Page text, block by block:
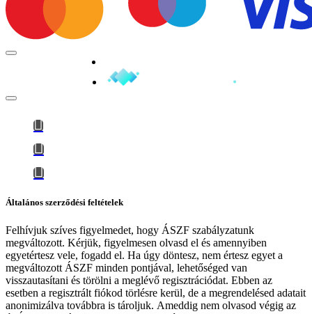
Általános szerződési feltételek
Felhívjuk szíves figyelmedet, hogy ÁSZF szabályzatunk
megváltozott. Kérjük, figyelmesen olvasd el és amennyiben
egyetértesz vele, fogadd el. Ha úgy döntesz, nem értesz egyet a
megváltozott ÁSZF minden pontjával, lehetőséged van
visszautasítani és törölni a meglévő regisztrációdat. Ebben az
esetben a regisztrált fiókod törlésre kerül, de a megrendelésed adatait
anonimizálva továbbra is tároljuk. Ameddig nem olvasod végig az